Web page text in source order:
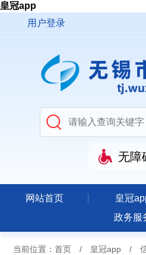
皇冠app
用户登录
无障
网站首页 皇冠
政务服
当前位置： 首页 / 皇冠app /